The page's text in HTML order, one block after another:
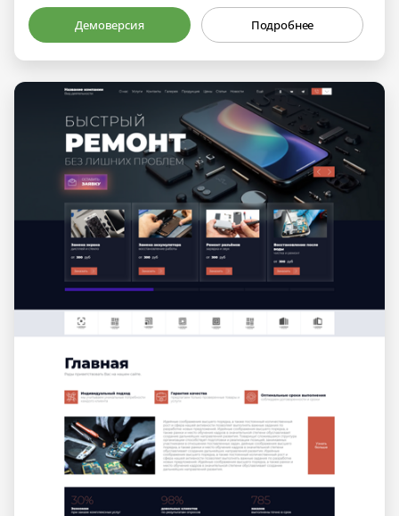
Демоверсия Подробнее